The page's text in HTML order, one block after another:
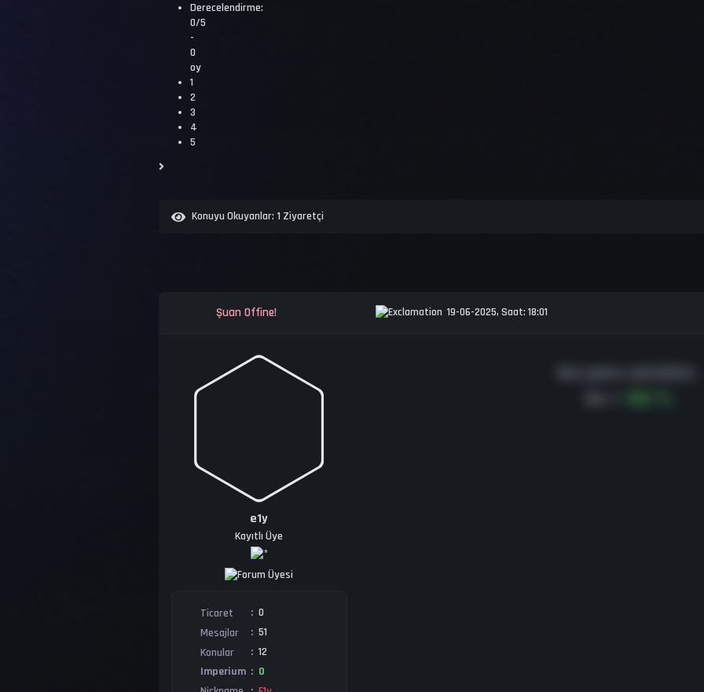
Derecelendirme:
0/5
-
0
oy
1
2
3
4
5
Konuyu Okuyanlar: 1 Ziyaretçi
Şuan Offine! 19-06-2025, Saat: 18:01
e1y
Kayıtlı Üye
Ticaret
0
Mesajlar
51
Konular
12
Imperium
0